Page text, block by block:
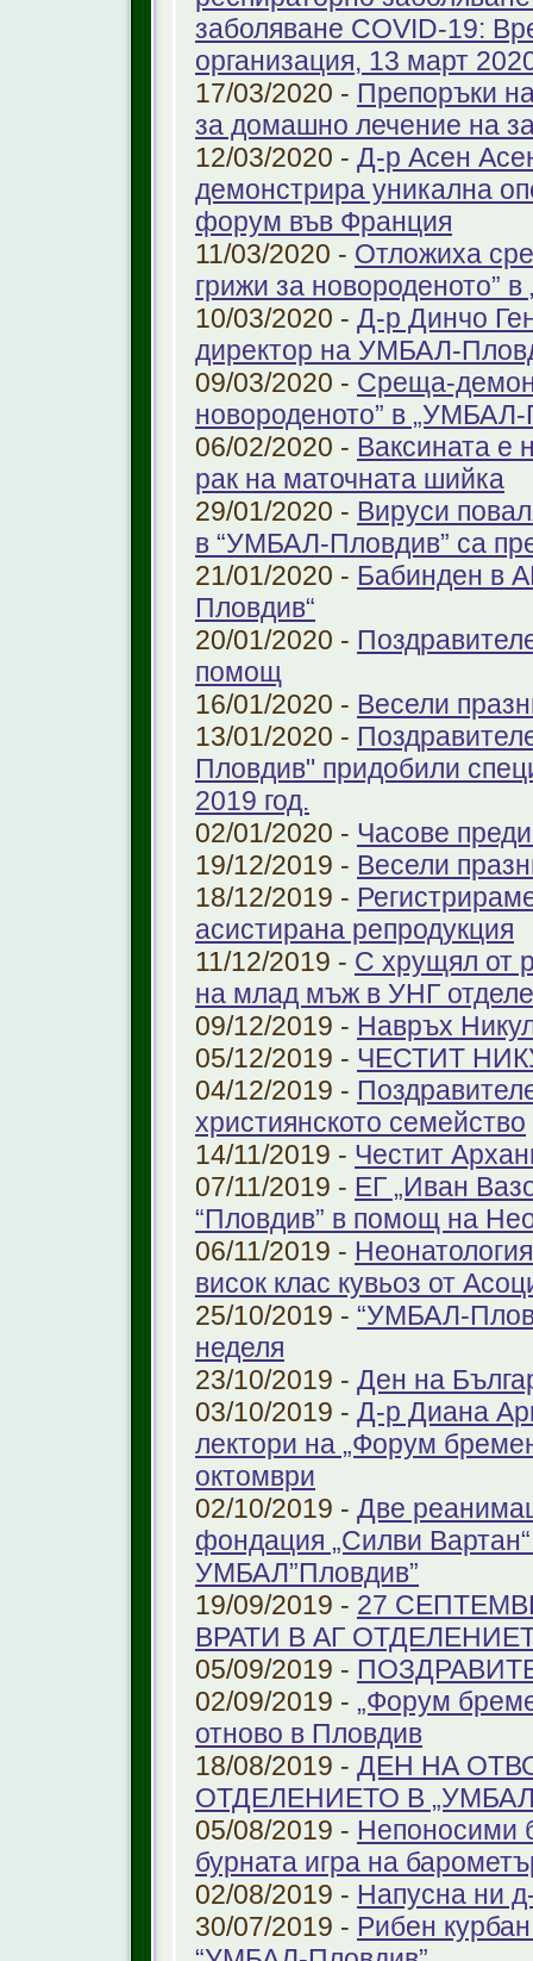
заболяване COVID-19:
организация, 13 март
17/03/2020 - Препоръки
за домашно лечение на
12/03/2020 - Д-р Асен
демонстрира уникална
форум във Франция
11/03/2020 - Отложиха
грижи за новороденото”
10/03/2020 - Д-р Динчо
директор на УМБАЛ-
09/03/2020 - Среща-
новороденото” в „УМБАЛ-
06/02/2020 - Ваксината е
рак на маточната шийка
29/01/2020 - Вируси
в “УМБАЛ-Пловдив” са
21/01/2020 - Бабинден в
Пловдив“
20/01/2020 -
помощ
16/01/2020 - Весели
13/01/2020 -
Пловдив" придобили
2019 год.
02/01/2020 - Часове
19/12/2019 - Весели
18/12/2019 -
aсистирана репродукция
11/12/2019 - С хрущял от
на млад мъж в УНГ
09/12/2019 - Навръх
05/12/2019 - ЧЕСТИТ
04/12/2019 -
християнското семейство
14/11/2019 - Честит
07/11/2019 - ЕГ „Иван
“Пловдив” в помощ на
06/11/2019 -
висок клас кувьоз от
25/10/2019 - “УМБАЛ-
неделя
23/10/2019 - Ден на
03/10/2019 - Д-р Диана
лектори на „Форум
октомври
02/10/2019 - Две
фондация „Силви
УМБАЛ”Пловдив”
19/09/2019 - 27
ВРАТИ В АГ
05/09/2019 -
02/09/2019 - „Форум
отново в Пловдив
18/08/2019 - ДЕН НА
ОТДЕЛЕНИЕТО В
05/08/2019 - Непоносими
бурната игра на
02/08/2019 - Напусна ни
30/07/2019 - Рибен